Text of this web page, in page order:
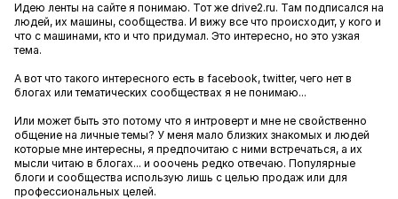
Идею ленты на сайте я понимаю. Тот же drive2.ru. Там подписался на
людей, их машины, сообщества. И вижу все что происходит, у кого и
что с машинами, кто и что придумал. Это интересно, но это узкая
тема.
А вот что такого интересного есть в facebook, twitter, чего нет в
блогах или тематических сообществах я не понимаю...
Или может быть это потому что я интроверт и мне не свойственно
общение на личные темы? У меня мало близких знакомых и людей
которые мне интересны, я предпочитаю с ними встречаться, а их
мысли читаю в блогах... и ооочень редко отвечаю. Популярные
блоги и сообщества использую лишь с целью продаж или для
профессиональных целей.